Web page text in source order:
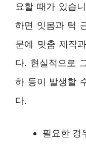
요할 때가 있습
하면 잇몸과 턱
문에 맞춤 제작
다. 현실적으로
하 등이 발생할
다.
필요한 경